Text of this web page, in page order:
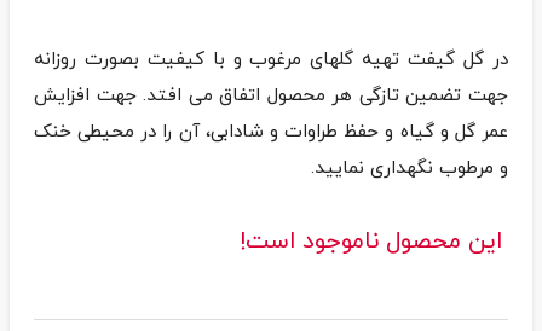
در گل گیفت تهیه گلهای مرغوب و با کیفیت بصورت روزانه
جهت تضمین تازگی هر محصول اتفاق می افتد. جهت افزایش
عمر گل و گیاه و حفظ طراوات و شادابی، آن را در محیطی خنک
و مرطوب نگهداری نمایید.
این محصول ناموجود است!